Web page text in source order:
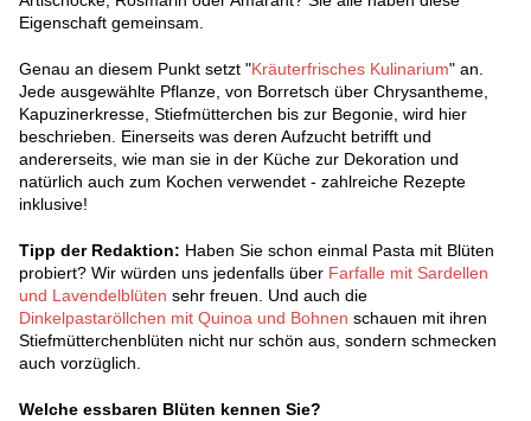
Eigenschaft gemeinsam.
Genau an diesem Punkt setzt "Kräuterfrisches Kulinarium" an.
Jede ausgewählte Pflanze, von Borretsch über Chrysantheme,
Kapuzinerkresse, Stiefmütterchen bis zur Begonie, wird hier
beschrieben. Einerseits was deren Aufzucht betrifft und
andererseits, wie man sie in der Küche zur Dekoration und
natürlich auch zum Kochen verwendet - zahlreiche Rezepte
inklusive!
Tipp der Redaktion: Haben Sie schon einmal Pasta mit Blüten
probiert? Wir würden uns jedenfalls über Farfalle mit Sardellen
und Lavendelblüten sehr freuen. Und auch die
Dinkelpastaröllchen mit Quinoa und Bohnen schauen mit ihren
Stiefmütterchenblüten nicht nur schön aus, sondern schmecken
auch vorzüglich.
Welche essbaren Blüten kennen Sie?